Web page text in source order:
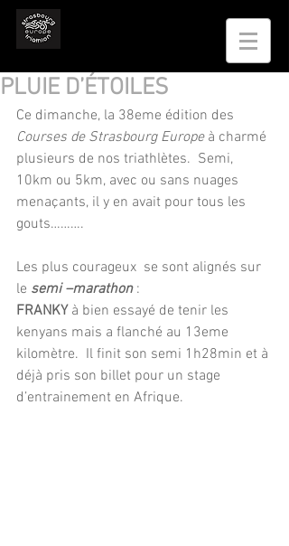
PLUIE D’ÉTOILES
Ce dimanche, la 38eme édition des
Courses de Strasbourg Europe à charmé
plusieurs de nos triathlètes.  Semi,
10km ou 5km, avec ou sans nuages
menaçants, il y en avait pour tous les
gouts……….
Les plus courageux  se sont alignés sur
le semi –marathon :
FRANKY à bien essayé de tenir les
kenyans mais a flanché au 13eme
kilomètre.  Il finit son semi 1h28min et à
déjà pris son billet pour un stage
d’entrainement en Afrique.